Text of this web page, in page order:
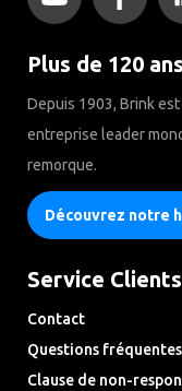
Plus de 120
Depuis 1903, Brink
entreprise leader
remorque.
Découvrez notre
Service Clients
Contact
Questions fréquentes
Clause de non-